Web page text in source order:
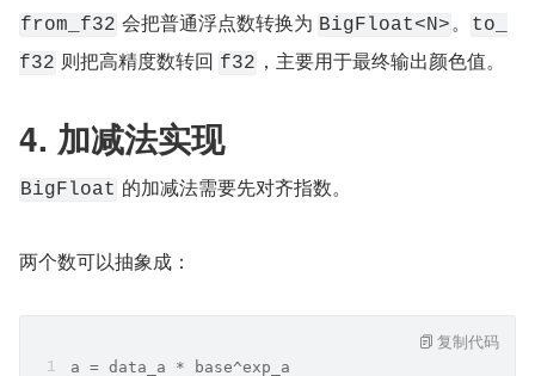
from_f32 会把普通浮点数转换为 BigFloat<N>。
to_
f32 则把高精度数转回 f32 ，主要用于最终输出颜色值。
4. 加减法实现
BigFloat 的加减法需要先对齐指数。
两个数可以抽象成：
a = data_a * base^exp_a
复制代码